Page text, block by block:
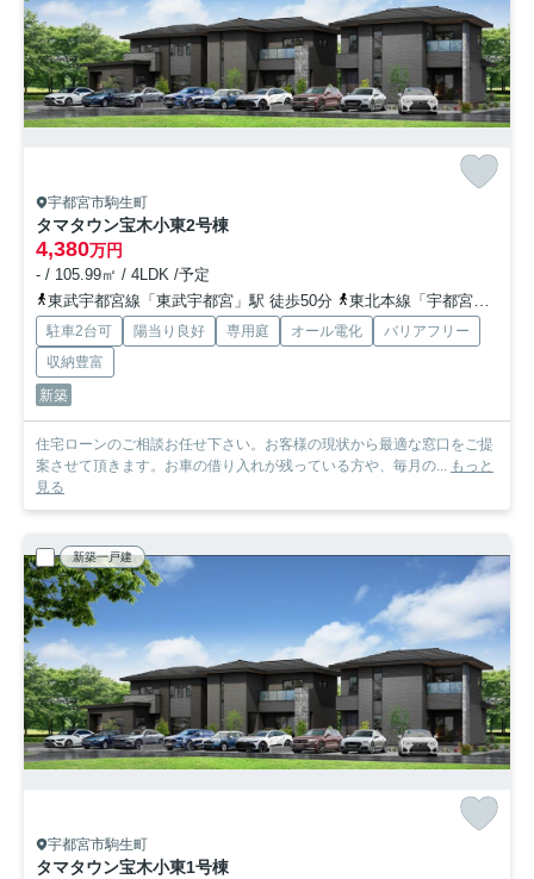
宇都宮市駒生町
タマタウン宝木小東2号棟
4,380万円
- / 105.99㎡ / 4LDK /予定
東武宇都宮線「東武宇都宮」駅 徒歩50分
東北本線「宇都宮」駅 徒歩68分
駐車2台可 陽当り良好 専用庭 オール電化
バリアフリー
収納豊富
新築
住宅ローンのご相談お任せ下さい。お客様の現状から最適な窓口をご提
案させて頂きます。お車の借り入れが残っている方や、毎月の... もっと
見る
新築一戸建
宇都宮市駒生町
タマタウン宝木小東1号棟